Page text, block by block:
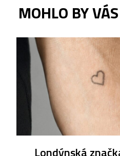
MOHLO BY
Londýnská